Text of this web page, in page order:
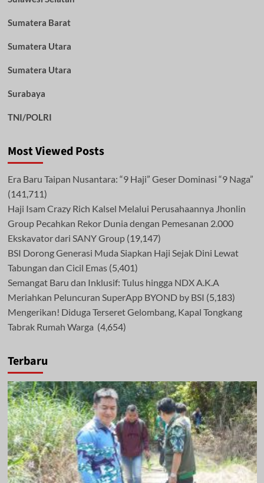
Sumatera Barat
Sumatera Utara
Sumatera Utara
Surabaya
TNI/POLRI
Most Viewed Posts
Era Baru Taipan Nusantara: “9 Haji” Geser Dominasi “9 Naga”
(141,711)
Haji Isam Crazy Rich Kalsel Melalui Perusahaannya Jhonlin
Group Pecahkan Rekor Dunia dengan Pemesanan 2.000
Ekskavator dari SANY Group (19,147)
BSI Dorong Generasi Muda Siapkan Haji Sejak Dini Lewat
Tabungan dan Cicil Emas (5,401)
Semangat Baru dan Inklusif: Tulus hingga NDX A.K.A
Meriahkan Peluncuran SuperApp BYOND by BSI (5,183)
Mengerikan! Diduga Terseret Gelombang, Kapal Tongkang
Tabrak Rumah Warga (4,654)
Terbaru